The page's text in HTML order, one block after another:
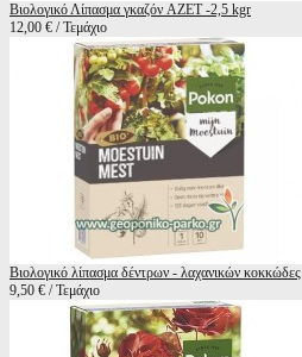
Βιολογικό Λίπασμα γκαζόν AZET -2,5 kgr
12,00 € / Τεμάχιο
Βιολογικό λίπασμα δέντρων - λαχανικών κοκκώδες
9,50 € / Τεμάχιο